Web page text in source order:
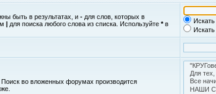
быть в результатах, и - для слов, которых в
| для поиска любого слова из списка. Используйте *в
во вложенных форумах производится